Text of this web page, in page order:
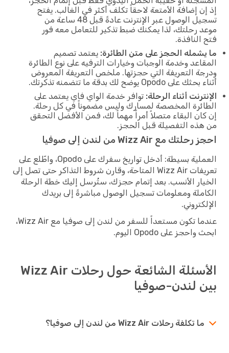
إذ إن إضافة الأمتعة لاحقاً تكلف أكثر في الغالب. يفتح
تسجيل الوصول عبر الإنترنت عادةً قبل 48 ساعة من
موعد رحلتك، لذا يمكنك ضبط تذكير للتعامل معه فور
فتح النافذة.
ما يشمله الحجز على متن الطائرة: يعتمد تصميم
المقاعد وخدمة الوجبات وخيارات الترفيه على نوع الطائرة
ودرجة التعريفة التي حجزتها. ملخص التعريفة المعروض
أثناء بحثك على Opodo يوضح لك بدقة ما تتضمنه تذكرتك.
الإنترنت أثناء الرحلة: توافر خدمة الواي فاي يعتمد على
الطائرة المخصصة لمسارك وليس مضموناً في كل رحلة.
إن كان البقاء متصلاً أمراً مهماً لك، فمن الأفضل التحقق
من هذه التفصيلة قبل الحجز.
احجز رحلتك مع Wizz Air من لندن إلى صوفيا
العملية بسيطة: أدخل تواريخ سفرك على Opodo، واطّلع على
تعريفات Wizz Air المتاحة، وقارن شروط التذاكر حتى تصل إلى
الخيار الأنسب. بعد إتمام حجزك، ستُرسل إليك خطة الرحلة
الكاملة ومعلومات تسجيل الوصول مباشرةً إلى بريدك
الإلكتروني.
عندما تكون مستعداً للسفر من لندن إلى صوفيا مع Wizz Air،
ابحث واحجز على Opodo اليوم.
الأسئلة الشائعة حول رحلات Wizz Air
بين لندن-صوفيا
ما تكلفة رحلات Wizz Air من لندن إلى صوفيا؟